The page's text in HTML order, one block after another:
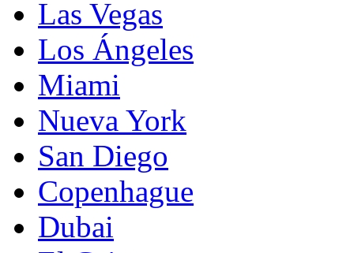
Las Vegas
Los Ángeles
Miami
Nueva York
San Diego
Copenhague
Dubai